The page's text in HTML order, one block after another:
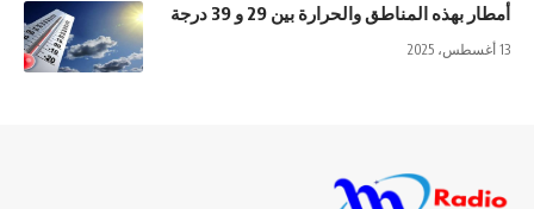
أمطار بهذه المناطق والحرارة بين 29 و 39 درجة
13 أغسطس، 2025